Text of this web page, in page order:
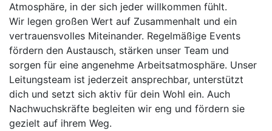
Atmosphäre, in der sich jeder willkommen fühlt.
Wir legen großen Wert auf Zusammenhalt und ein
vertrauensvolles Miteinander. Regelmäßige Events
fördern den Austausch, stärken unser Team und
sorgen für eine angenehme Arbeitsatmosphäre. Unser
Leitungsteam ist jederzeit ansprechbar, unterstützt
dich und setzt sich aktiv für dein Wohl ein. Auch
Nachwuchskräfte begleiten wir eng und fördern sie
gezielt auf ihrem Weg.